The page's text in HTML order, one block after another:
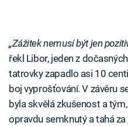
„Zážitek nemusí být jen
řekl Libor, jeden z
tatrovky zapadlo asi 10
boj vyprošťování. V závěru
byla skvělá zkušenost a
opravdu semknutý a tahá